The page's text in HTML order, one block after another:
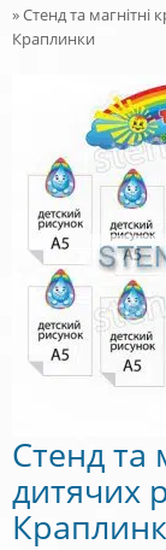
»Стенд та магнітні
Краплинки
Стенд та
дитячих